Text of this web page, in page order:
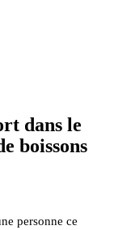
dans le
boissons
personne ce